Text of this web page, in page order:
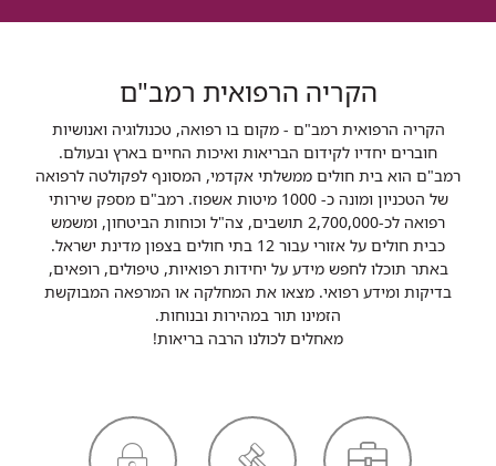
הקריה הרפואית רמב"ם
הקריה הרפואית רמב"ם - מקום בו רפואה, טכנולוגיה ואנושיות
חוברים יחדיו לקידום הבריאות ואיכות החיים בארץ ובעולם.
רמב"ם הוא בית חולים ממשלתי אקדמי, המסונף לפקולטה לרפואה
של הטכניון ומונה כ- 1000 מיטות אשפוז. רמב"ם מספק שירותי
רפואה לכ-2,700,000 תושבים, צה"ל וכוחות הביטחון, ומשמש
כבית חולים על אזורי עבור 12 בתי חולים בצפון מדינת ישראל.
באתר תוכלו לחפש מידע על יחידות רפואיות, טיפולים, רופאים,
בדיקות ומידע רפואי. מצאו את המחלקה או המרפאה המבוקשת
הזמינו תור במהירות ובנוחות.
מאחלים לכולנו הרבה בריאות!